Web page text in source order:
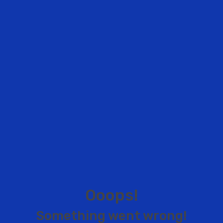
Ooops!
Something went wrong!